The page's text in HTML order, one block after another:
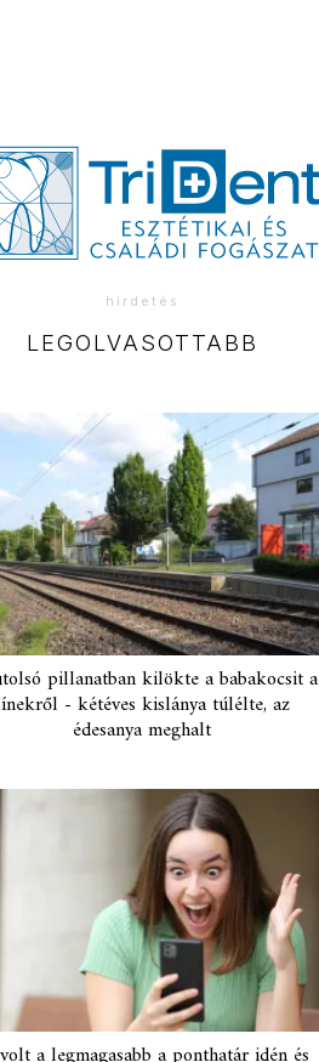
hirdetés
LEGOLVASOTTABB
pillanatban kilökte a babakocsit a
- kétéves kislánya túlélte, az
édesanya meghalt